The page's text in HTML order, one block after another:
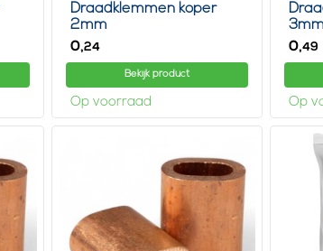
Draadklemmen koper
2mm
0,24
Bekijk product
Op voorraad
3mm
0,49
Op